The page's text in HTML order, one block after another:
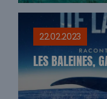
LES BALEINES,
22.02.2023